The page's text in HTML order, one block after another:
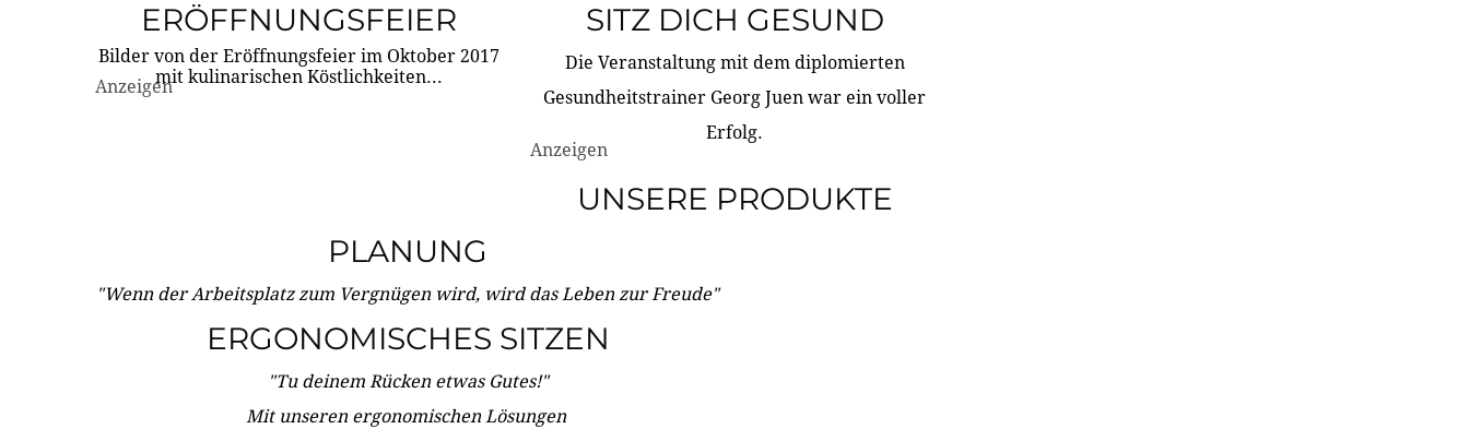
ERÖFFNUNGSFEIER
Bilder von der Eröffnungsfeier im Oktober 2017
mit kulinarischen Köstlichkeiten...
Anzeigen
SITZ DICH GESUND
Die Veranstaltung mit dem diplomierten
Gesundheitstrainer Georg Juen war ein voller
Erfolg.
Anzeigen
UNSERE PRODUKTE
PLANUNG
"Wenn der Arbeitsplatz zum Vergnügen wird, wird das Leben zur Freude"
ERGONOMISCHES SITZEN
"Tu deinem Rücken etwas Gutes!"
Mit unseren ergonomischen Lösungen